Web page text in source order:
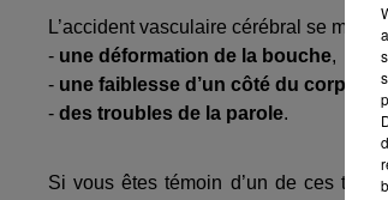
L’accident vasculaire cérébral se
- une déformation de la bouche,
- une faiblesse d’un côté du corps,
- des troubles de la parole.
Si vous êtes témoin d’un de ces